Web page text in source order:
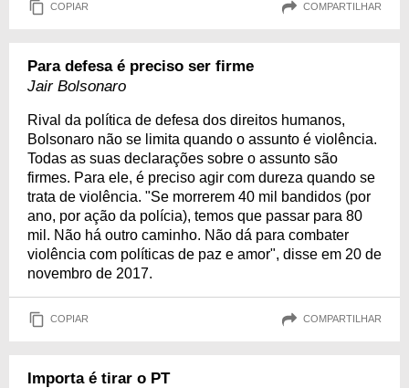
COPIAR COMPARTILHAR
Para defesa é preciso ser firme
Jair Bolsonaro
Rival da política de defesa dos direitos humanos,
Bolsonaro não se limita quando o assunto é violência.
Todas as suas declarações sobre o assunto são
firmes. Para ele, é preciso agir com dureza quando se
trata de violência. "Se morrerem 40 mil bandidos (por
ano, por ação da polícia), temos que passar para 80
mil. Não há outro caminho. Não dá para combater
violência com políticas de paz e amor", disse em 20 de
novembro de 2017.
COPIAR COMPARTILHAR
Importa é tirar o PT